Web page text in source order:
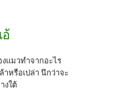
งแมวทำจากอะไร
าหรือเปล่า นึกว่าจะ
งใต้